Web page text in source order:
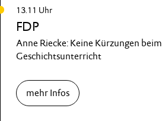
13.11 Uhr
FDP
Anne Riecke: Keine Kürzungen beim
Geschichtsunterricht
mehr Infos